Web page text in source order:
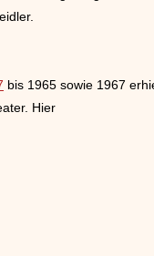
bis 1965 sowie 1967
Hier